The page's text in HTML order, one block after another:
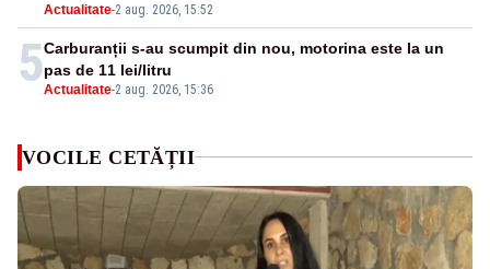
Actualitate-2 aug. 2026, 15:52
5Actualitate-2 aug. 2026, 15:36
Carburanții s-au scumpit din nou, motorina este la un
pas de 11 lei/litru
VOCILE CETĂȚII